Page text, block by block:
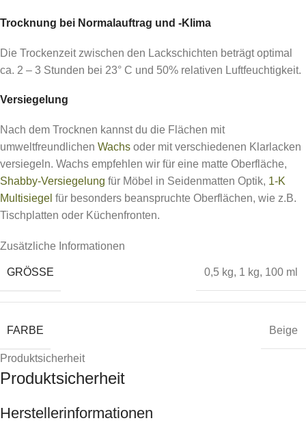
Trocknung bei Normalauftrag und -Klima
Die Trockenzeit zwischen den Lackschichten beträgt optimal
ca. 2 – 3 Stunden bei 23° C und 50% relativen Luftfeuchtigkeit.
Versiegelung
Nach dem Trocknen kannst du die Flächen mit
umweltfreundlichen Wachs oder mit verschiedenen Klarlacken
versiegeln. Wachs empfehlen wir für eine matte Oberfläche,
Shabby-Versiegelung für Möbel in Seidenmatten Optik, 1-K
Multisiegel für besonders beanspruchte Oberflächen, wie z.B.
Tischplatten oder Küchenfronten.
Zusätzliche Informationen
GRÖSSE 0,5 kg, 1 kg, 100 ml
FARBE Beige
Produktsicherheit
Produktsicherheit
Herstellerinformationen